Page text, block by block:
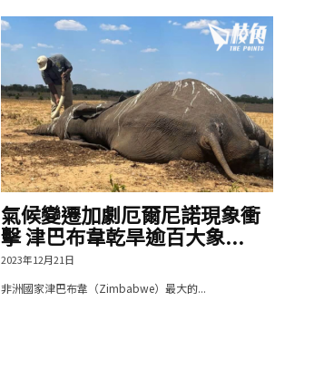
氣候變遷加劇厄爾尼諾現象衝
擊 津巴布韋乾旱逾百大象...
2023年12月21日
非洲國家津巴布韋（Zimbabwe）最大的...